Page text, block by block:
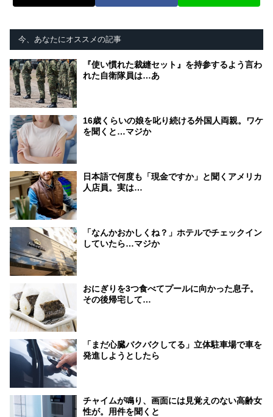
今、あなたにオススメの記事
『使い慣れた裁縫セット』を持参するよう言わ
れた自衛隊員は…あ
16歳くらいの娘を叱り続ける外国人両親。ワケ
を聞くと…マジか
日本語で何度も「現金ですか」と聞くアメリカ
人店員。実は…
「なんかおかしくね？」ホテルでチェックイン
していたら…マジか
おにぎりを3つ食べてプールに向かった息子。
その後帰宅して…
「まだ心臓バクバクしてる」立体駐車場で車を
発進しようとしたら
チャイムが鳴り、画面には見覚えのない高齢女
性が。用件を聞くと